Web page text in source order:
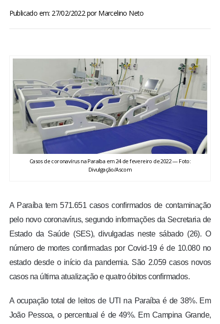
BRASIL
ESPORTES
ENTRETENIMENTO
ENQUETE
COLUNISTAS
Publicado em: 27/02/2022porMarcelino Neto
Casos de coronavírus na Paraíba em 24 de fevereiro de 2022 — Foto:
Divulgação/Ascom
A Paraíba tem 571.651 casos confirmados de contaminação
pelo novo coronavírus, segundo informações da Secretaria de
Estado da Saúde (SES), divulgadas neste sábado (26). O
número de mortes confirmadas por Covid-19 é de 10.080 no
estado desde o início da pandemia. São 2.059 casos novos
casos na última atualização e quatro óbitos confirmados.
A ocupação total de leitos de UTI na Paraíba é de 38%. Em
João Pessoa, o percentual é de 49%. Em Campina Grande,